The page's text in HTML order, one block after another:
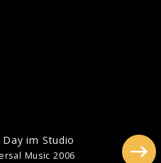
im Studio
Music 2006